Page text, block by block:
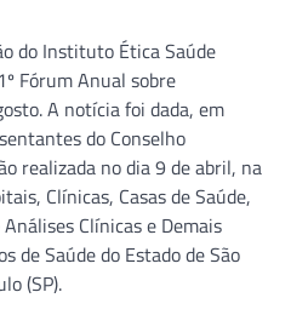
do Instituto Ética Saúde
Fórum Anual sobre
A notícia foi dada, em
do Conselho
realizada no dia 9 de abril, na
Clínicas, Casas de Saúde,
Clínicas e Demais
de Saúde do Estado de São
(SP).